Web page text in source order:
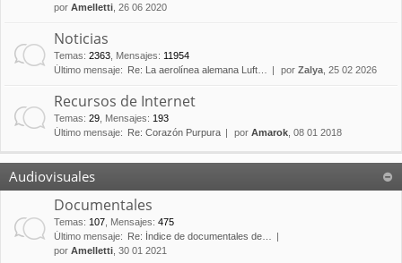
por Amelletti , 26 06 2020
Noticias
Temas: 2363 Mensajes: 11954
Último mensaje:
Re: La aerolínea alemana Luft… por Zalya , 25 02 2026
Recursos de Internet
Temas: 29 Mensajes: 193
Último mensaje:
Re: Corazón Purpura por Amarok , 08 01 2018
Audiovisuales
Documentales
Temas: 107 Mensajes: 475
Último mensaje:
Re: Índice de documentales de…
por Amelletti , 30 01 2021